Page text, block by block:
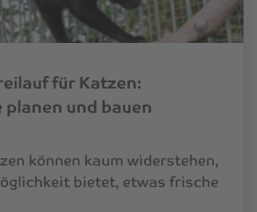
für Katzen:
und bauen
können kaum widerstehen,
bietet, etwas frische